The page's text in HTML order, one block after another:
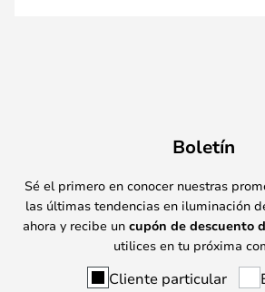
Boletín
Sé el primero en conocer nuestras
las últimas tendencias en iluminación
ahora y recibe un cupón de descuento
utilices en tu próxima
Cliente particular